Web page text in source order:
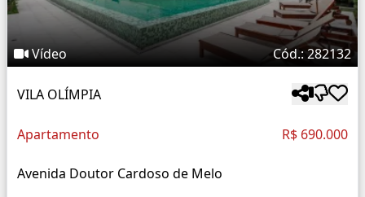
Vídeo Cód.: 282132
VILA OLÍMPIA
Apartamento R$ 690.000
Avenida Doutor Cardoso de Melo